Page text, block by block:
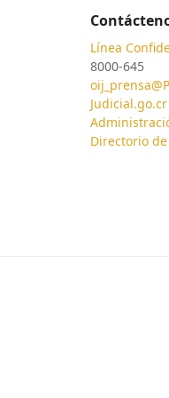
Línea
8000-645
Judicial.go.cr
Directorio